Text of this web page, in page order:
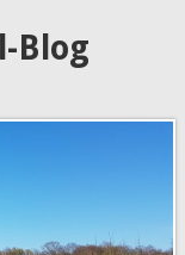
Blog